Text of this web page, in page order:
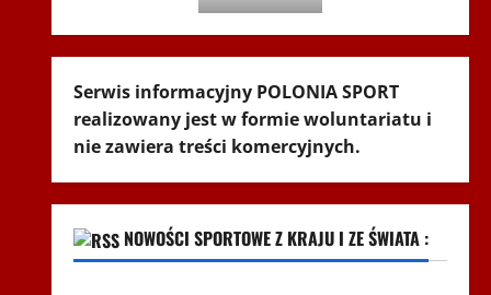
Serwis informacyjny POLONIA SPORT
realizowany jest w formie woluntariatu i
nie zawiera treści komercyjnych.
NOWOŚCI SPORTOWE Z KRAJU I ZE ŚWIATA :